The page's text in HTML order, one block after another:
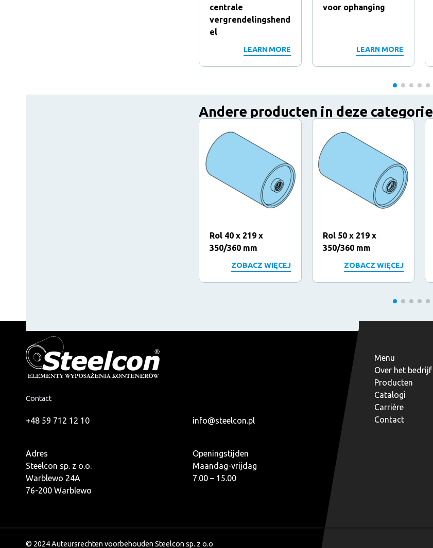
centrale
vergrendelingshend
el
LEARN MORE
voor ophanging
LEARN MORE
Andere producten in deze categorie
Rol 40 x 219 x
350/360 mm
ZOBACZ WIĘCEJ
Rol 50 x 219 x
350/360 mm
ZOBACZ WIĘCEJ
Contact
+48 59 712 12 10 info@steelcon.pl
Adres
Steelcon sp. z o.o.
Warblewo 24A
76-200 Warblewo
Openingstijden
Maandag-vrijdag
7.00 – 15.00
Menu
Over het bedrijf
Producten
Catalogi
Carrière
Contact
© 2024 Auteursrechten voorbehouden Steelcon sp. z o.o